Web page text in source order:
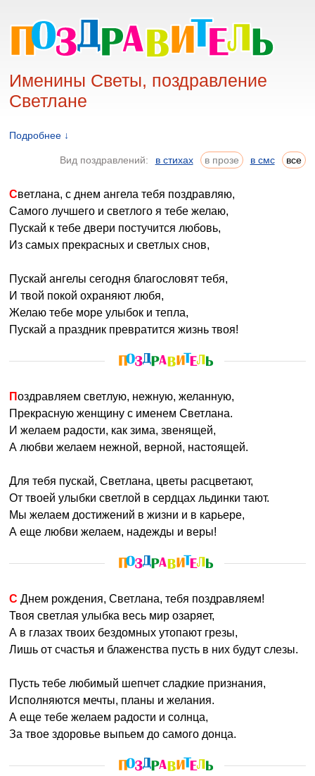
Именины Светы, поздравление
Светлане
Подробнее ↓
Вид поздравлений: в стихах в прозе в смс все
Светлана, с днем ангела тебя поздравляю,
Самого лучшего и светлого я тебе желаю,
Пускай к тебе двери постучится любовь,
Из самых прекрасных и светлых снов,
Пускай ангелы сегодня благословят тебя,
И твой покой охраняют любя,
Желаю тебе море улыбок и тепла,
Пускай а праздник превратится жизнь твоя!
Поздравляем светлую, нежную, желанную,
Прекрасную женщину с именем Светлана.
И желаем радости, как зима, звенящей,
А любви желаем нежной, верной, настоящей.
Для тебя пускай, Светлана, цветы расцветают,
От твоей улыбки светлой в сердцах льдинки тают.
Мы желаем достижений в жизни и в карьере,
А еще любви желаем, надежды и веры!
С Днем рождения, Светлана, тебя поздравляем!
Твоя светлая улыбка весь мир озаряет,
А в глазах твоих бездомных утопают грезы,
Лишь от счастья и блаженства пусть в них будут слезы.
Пусть тебе любимый шепчет сладкие признания,
Исполняются мечты, планы и желания.
А еще тебе желаем радости и солнца,
За твое здоровье выпьем до самого донца.